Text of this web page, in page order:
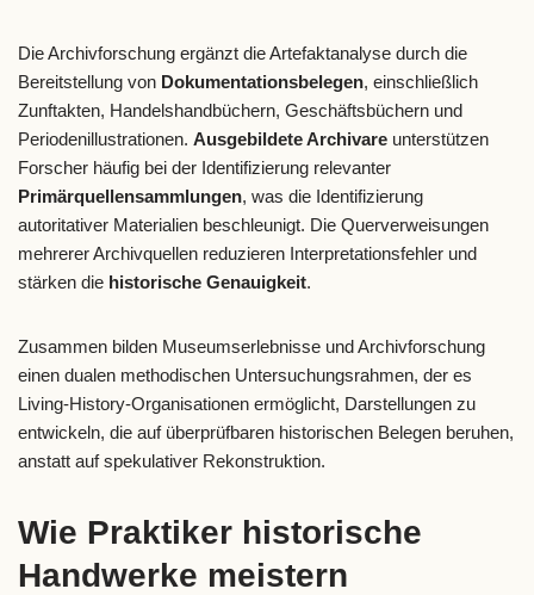
Die Archivforschung ergänzt die Artefaktanalyse durch die
Bereitstellung von Dokumentationsbelegen, einschließlich
Zunftakten, Handelshandbüchern, Geschäftsbüchern und
Periodenillustrationen. Ausgebildete Archivare unterstützen
Forscher häufig bei der Identifizierung relevanter
Primärquellensammlungen, was die Identifizierung
autoritativer Materialien beschleunigt. Die Querverweisungen
mehrerer Archivquellen reduzieren Interpretationsfehler und
stärken die historische Genauigkeit.
Zusammen bilden Museumserlebnisse und Archivforschung
einen dualen methodischen Untersuchungsrahmen, der es
Living-History-Organisationen ermöglicht, Darstellungen zu
entwickeln, die auf überprüfbaren historischen Belegen beruhen,
anstatt auf spekulativer Rekonstruktion.
Wie Praktiker historische
Handwerke meistern